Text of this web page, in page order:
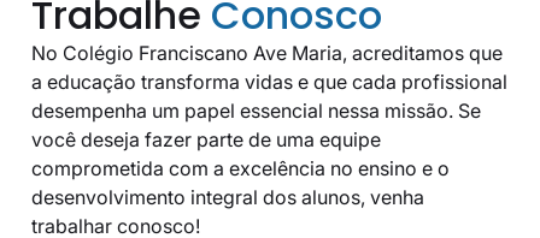
Trabalhe Conosco
No Colégio Franciscano Ave Maria, acreditamos que
a educação transforma vidas e que cada profissional
desempenha um papel essencial nessa missão. Se
você deseja fazer parte de uma equipe
comprometida com a excelência no ensino e o
desenvolvimento integral dos alunos, venha
trabalhar conosco!